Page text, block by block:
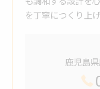
を丁寧につくり上げ
鹿児島